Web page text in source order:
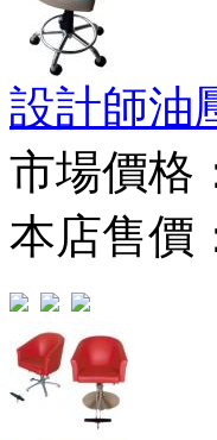
設計師油
市場價格
本店售價